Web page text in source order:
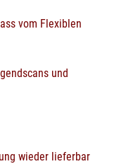
vom Flexiblen
und
wieder lieferbar